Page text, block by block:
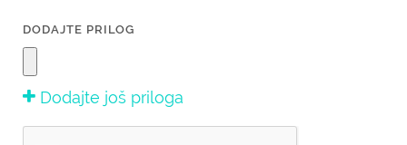
DODAJTE PRILOG
Dodajte još priloga